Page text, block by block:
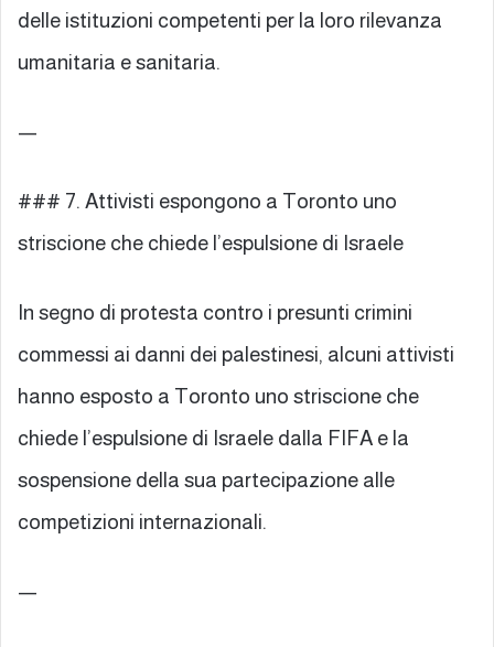
delle istituzioni competenti per la loro rilevanza
umanitaria e sanitaria.
—
### 7. Attivisti espongono a Toronto uno
striscione che chiede l’espulsione di Israele
In segno di protesta contro i presunti crimini
commessi ai danni dei palestinesi, alcuni attivisti
hanno esposto a Toronto uno striscione che
chiede l’espulsione di Israele dalla FIFA e la
sospensione della sua partecipazione alle
competizioni internazionali.
—